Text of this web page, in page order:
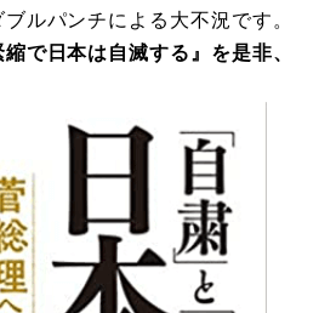
ルパンチによる大不況です。
で日本は自滅する』を是非、